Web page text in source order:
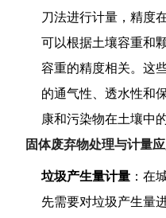
刀法进行计量，精
可以根据土壤容重和
容重的精度相关。这
的通气性、透水性和
康和污染物在土壤中
固体废弃物处理与计量应
垃圾产生量计量 ：在
先需要对垃圾产生量